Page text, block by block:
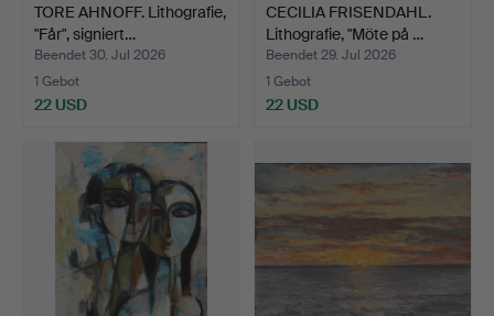
TORE AHNOFF. Lithografie,
"Får", signiert…
Beendet 30. Jul 2026
1 Gebot
22 USD
CECILIA FRISENDAHL.
Lithografie, "Möte på …
Beendet 29. Jul 2026
1 Gebot
22 USD